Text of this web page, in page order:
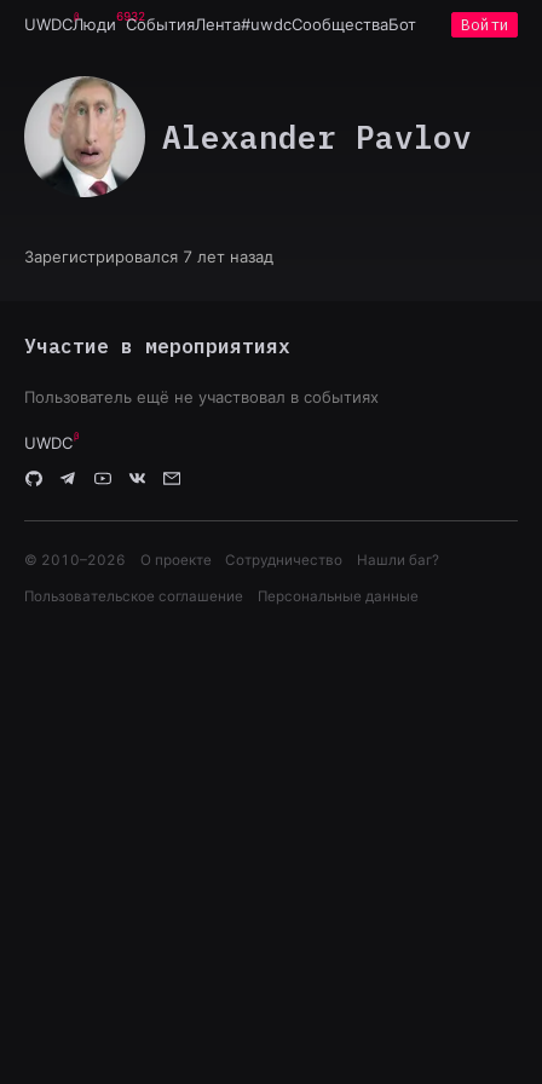
UWDCЛюди6932
СобытияЛента#uwdcСообществаБот Войти
Alexander Pavlov
Зарегистрировался 7 лет назад
Участие в мероприятиях
Пользователь ещё не участвовал в событиях
UWDC
© 2010–2026 О проекте Сотрудничество Нашли баг?
Пользовательское соглашение Персональные данные